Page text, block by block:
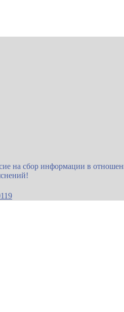
на сбор информации в